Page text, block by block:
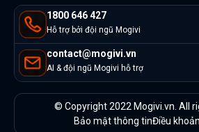
1800 646 427
Hỗ trợ bởi đội ngũ Mogivi
contact@mogivi.vn
AI & đội ngũ Mogivi hỗ trợ
© Copyright 2022 Mogivi.vn. All
Bảo mật thông tinĐiều